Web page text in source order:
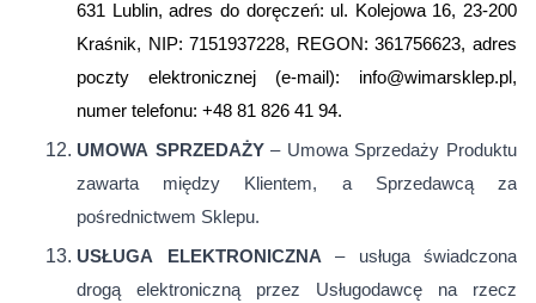
631 Lublin, adres do doręczeń: ul. Kolejowa 16, 23-200
Kraśnik, NIP: 7151937228, REGON: 361756623, adres
poczty elektronicznej (e-mail): info@wimarsklep.pl,
numer telefonu: +48 81 826 41 94.
UMOWA SPRZEDAŻY– Umowa Sprzedaży Produktu
zawarta między Klientem, a Sprzedawcą za
pośrednictwem Sklepu.
USŁUGA ELEKTRONICZNA – usługa świadczona
drogą elektroniczną przez Usługodawcę na rzecz